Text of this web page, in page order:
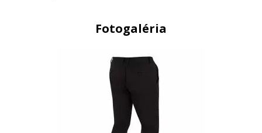
Fotogaléria